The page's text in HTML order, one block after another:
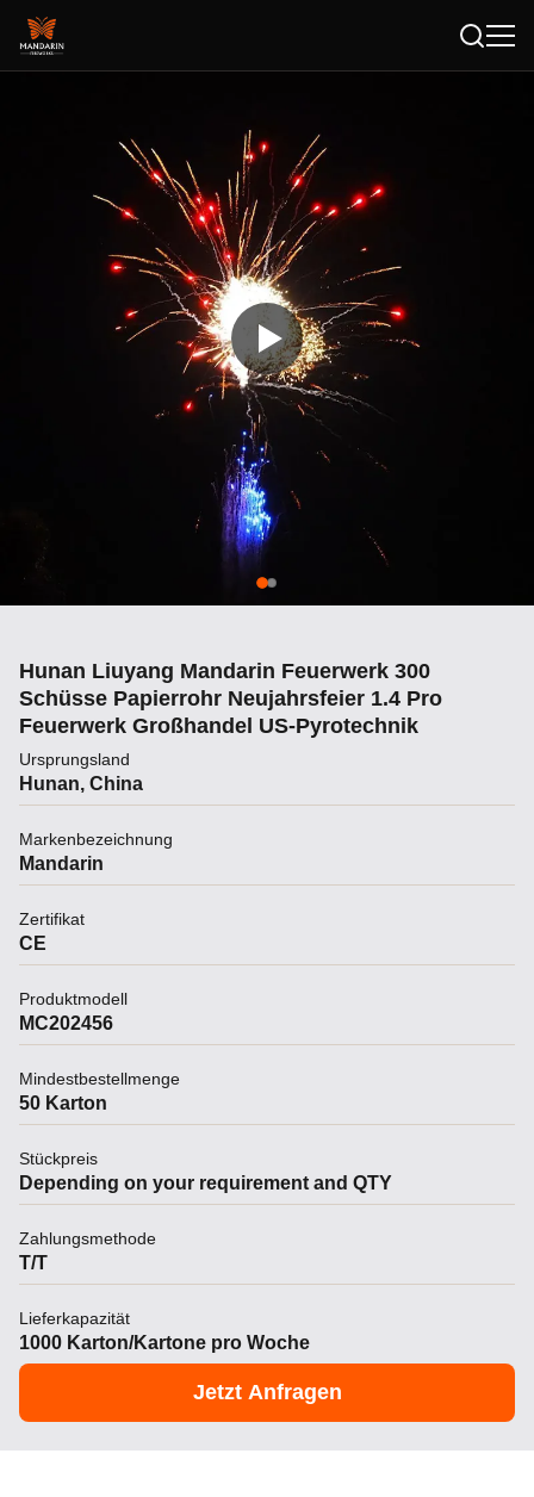
Hunan Liuyang Mandarin Feuerwerk 300
Schüsse Papierrohr Neujahrsfeier 1.4 Pro
Feuerwerk Großhandel US-Pyrotechnik
Ursprungsland
Hunan, China
Markenbezeichnung
Mandarin
Zertifikat
CE
Produktmodell
MC202456
Mindestbestellmenge
50 Karton
Stückpreis
Depending on your requirement and QTY
Zahlungsmethode
T/T
Lieferkapazität
1000 Karton/Kartone pro Woche
Jetzt Anfragen